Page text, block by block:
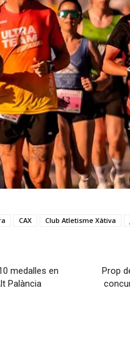
CAX Club Atletisme Xàtiva
medalles en
Palància
Prop